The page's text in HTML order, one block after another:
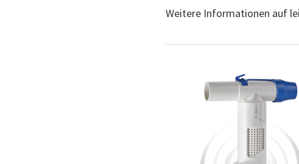
Weitere Informationen auf